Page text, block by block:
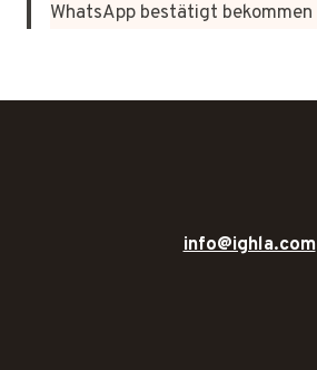
WhatsApp bestätigt bekommen
info@ighla.com